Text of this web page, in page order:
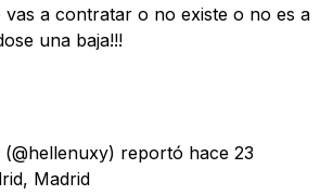
vas a contratar o no existe o no es a
una baja!!!
(@hellenuxy) reportó hace 23
Madrid